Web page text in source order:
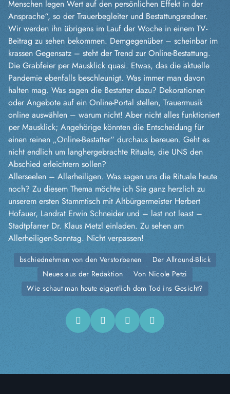
Menschen legen Wert auf den persönlichen Effekt in der
Ansprache“, so der Trauerbegleiter und Bestattungsredner.
Wir werden ihn übrigens im Lauf der Woche in einem TV-
Beitrag zu sehen bekommen. Demgegenüber – scheinbar im
krassen Gegensatz – steht der Trend zur Online-Bestattung.
Die Grabfeier per Mausklick quasi. Etwas, das die aktuelle
Pandemie ebenfalls beschleunigt. Was immer man davon
halten mag. Was sagen die Bestatter dazu? Dekorationen
oder Angebote auf ein Online-Portal stellen, Trauermusik
online auswählen – warum nicht! Aber nicht alles funktioniert
per Mausklick; Angehörige könnten die Entscheidung für
einen reinen „Online-Bestatter“ durchaus bereuen. Geht es
nicht endlich um langhergebrachte Rituale, die UNS den
Abschied erleichtern sollen?
Allerseelen – Allerheiligen. Was sagen uns die Rituale heute
noch? Zu diesem Thema möchte ich Sie ganz herzlich zu
unserem ersten Stammtisch mit Altbürgermeister Herbert
Hofauer, Landrat Erwin Schneider und – last not least –
Stadtpfarrer Dr. Klaus Metzl einladen. Zu sehen am
Allerheiligen-Sonntag. Nicht verpassen!
bschiednehmen von den Verstorbenen
Der Allround-Blick
Neues aus der Redaktion
Von Nicole Petzi
Wie schaut man heute eigentlich dem Tod ins Gesicht?